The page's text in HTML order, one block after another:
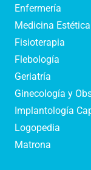
Enfermería
Medicina Estética
Fisioterapia
Flebología
Geriatría
Ginecología y
Implantología
Logopedia
Matrona